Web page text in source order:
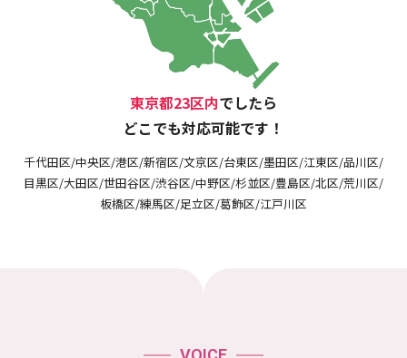
東京都23区内でしたら
どこでも対応可能です！
千代田区/中央区/港区/新宿区/文京区/台東区/墨田区/江東区/品川区/
目黒区/大田区/世田谷区/渋谷区/中野区/杉並区/豊島区/北区/荒川区/
板橋区/練馬区/足立区/葛飾区/江戸川区